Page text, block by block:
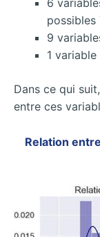
6
possibles
9
1
Dans ce qui
entre ces
Relation